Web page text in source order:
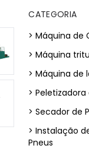
CATEGORIA
> Máquina de
> Máquina
> Máquina de
>
> Secador de
> Instalação
Pneus